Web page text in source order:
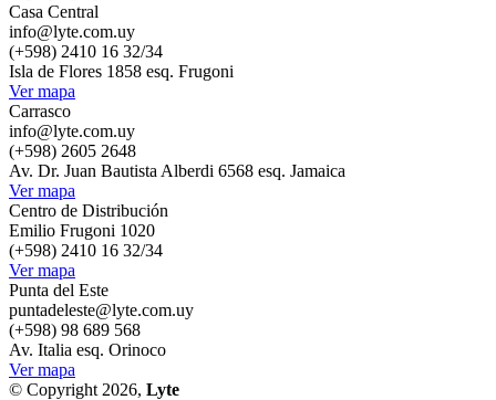
Casa Central
info@lyte.com.uy
(+598) 2410 16 32/34
Isla de Flores 1858 esq. Frugoni
Ver mapa
Carrasco
info@lyte.com.uy
(+598) 2605 2648
Av. Dr. Juan Bautista Alberdi 6568 esq. Jamaica
Ver mapa
Centro de Distribución
Emilio Frugoni 1020
(+598) 2410 16 32/34
Ver mapa
Punta del Este
puntadeleste@lyte.com.uy
(+598) 98 689 568
Av. Italia esq. Orinoco
Ver mapa
© Copyright 2026, Lyte